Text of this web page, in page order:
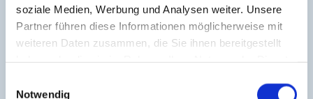
soziale Medien, Werbung und Analysen weiter. Unsere
Partner führen diese Informationen möglicherweise mit
weiteren Daten zusammen, die Sie ihnen bereitgestellt
Notwendig
Nachrichten zum FACE Campus